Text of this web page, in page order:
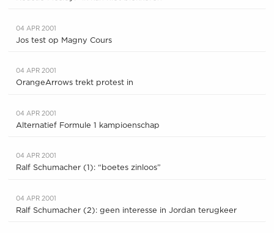
04 APR 2001
Jos test op Magny Cours
04 APR 2001
OrangeArrows trekt protest in
04 APR 2001
Alternatief Formule 1 kampioenschap
04 APR 2001
Ralf Schumacher (1): “boetes zinloos”
04 APR 2001
Ralf Schumacher (2): geen interesse in Jordan terugkeer